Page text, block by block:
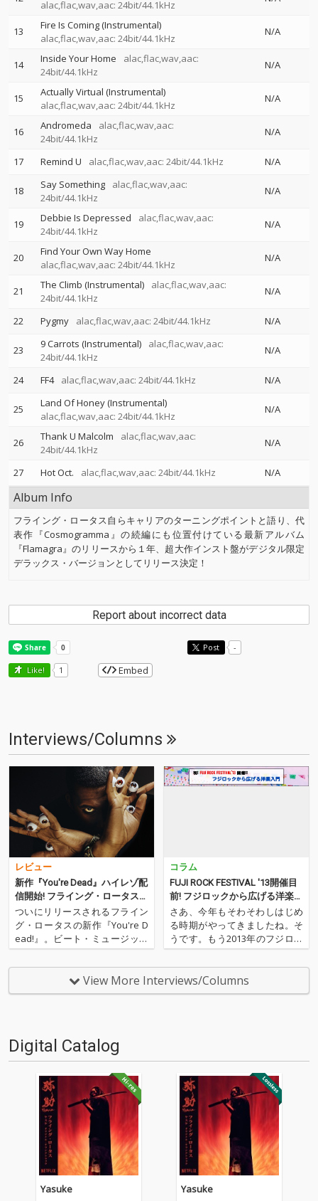
alac,flac,wav,aac: 24bit/44.1kHz
13
Fire Is Coming (Instrumental)
alac,flac,wav,aac: 24bit/44.1kHz
N/A
14 Inside Your Home
alac,flac,wav,aac:
24bit/44.1kHz
N/A
15
Actually Virtual (Instrumental)
alac,flac,wav,aac: 24bit/44.1kHz
N/A
16 Andromeda
alac,flac,wav,aac:
24bit/44.1kHz
N/A
17 Remind U alac,flac,wav,aac: 24bit/44.1kHz N/A
18 Say Something
alac,flac,wav,aac:
24bit/44.1kHz
N/A
19 Debbie Is Depressed
alac,flac,wav,aac:
24bit/44.1kHz
N/A
20
Find Your Own Way Home
alac,flac,wav,aac: 24bit/44.1kHz
N/A
21 The Climb (Instrumental)
alac,flac,wav,aac:
24bit/44.1kHz
N/A
22 Pygmy alac,flac,wav,aac: 24bit/44.1kHz N/A
23 9 Carrots (Instrumental)
alac,flac,wav,aac:
24bit/44.1kHz
N/A
24 FF4 alac,flac,wav,aac: 24bit/44.1kHz N/A
25
Land Of Honey (Instrumental)
alac,flac,wav,aac: 24bit/44.1kHz
N/A
26 Thank U Malcolm
alac,flac,wav,aac:
24bit/44.1kHz
N/A
27 Hot Oct. alac,flac,wav,aac: 24bit/44.1kHz N/A
Album Info
フライング・ロータス自らキャリアのターニングポイントと語り、代
表作『Cosmogramma』の続編にも位置付けている最新アルバム
『Flamagra』のリリースから１年、超大作インスト盤がデジタル限定
デラックス・バージョンとしてリリース決定！
Report about incorrect data
Post -
Like! 1 Embed
Interviews/Columns
レビュー
新作『You're Dead』ハイレゾ配
信開始! フライング・ロータス、
ジャズへ!
ついにリリースされるフライン
グ・ロータスの新作『You're D
ead!』。ビート・ミュージック
という潮流を作り出したこれま
での作品から一転し、そのサウ
ンドはここ数年、音楽シーンを
騒がせている新たな流れの”ジャ
コラム
FUJI ROCK FESTIVAL '13開催目
前! フジロックから広げる洋楽入
門
さあ、今年もそわそわしはじめ
る時期がやってきましたね。そ
うです。もう2013年のフジロッ
ク・フェスティバルの開催まで
あとわずかなんです。タイムテ
ーブルも発表されたことだし、
わくわくしながらスケジュール
View More Interviews/Columns
Digital Catalog
Yasuke Yasuke